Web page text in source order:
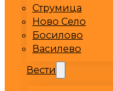
Струмица
Ново Село
Босилово
Василево
Вести